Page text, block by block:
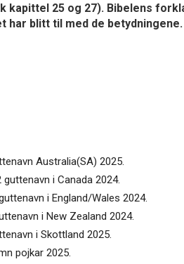
kapittel 25 og 27). Bibelens
har blitt til med de
Australia(SA) 2025.
i Canada 2024.
i England/Wales 2024.
i New Zealand 2024.
i Skottland 2025.
pojkar 2025.